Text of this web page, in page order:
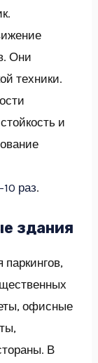
Они
техники.
и
10 раз.
здания
офисные
В